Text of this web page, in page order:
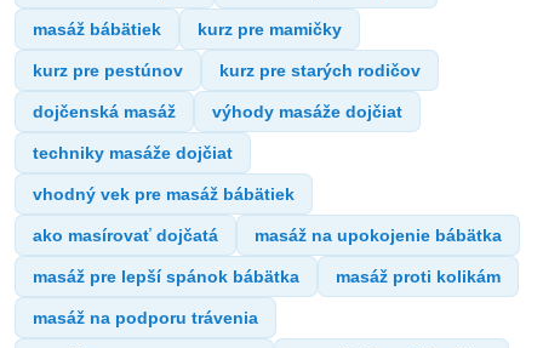
masáž bábätiek kurz pre mamičky
kurz pre pestúnov kurz pre starých rodičov
dojčenská masáž výhody masáže dojčiat
techniky masáže dojčiat
vhodný vek pre masáž bábätiek
ako masírovať dojčatá masáž na upokojenie bábätka
masáž pre lepší spánok bábätka masáž proti kolikám
masáž na podporu trávenia